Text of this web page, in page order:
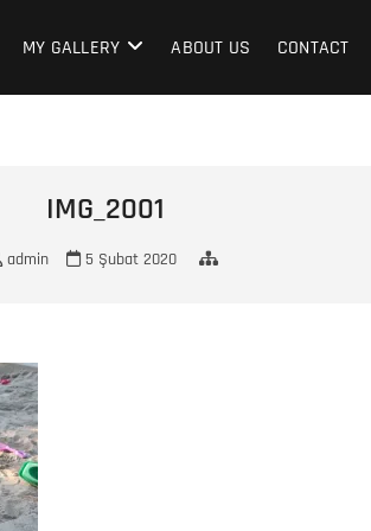
MY GALLERY ABOUT US CONTACT
IMG_2001
admin 5 Şubat 2020